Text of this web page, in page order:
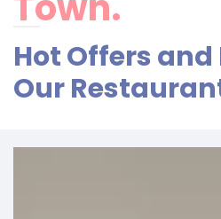
Hot Offers
Our